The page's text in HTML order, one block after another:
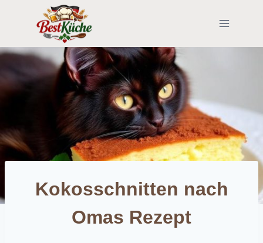
Kokosschnitten nach
Omas Rezept